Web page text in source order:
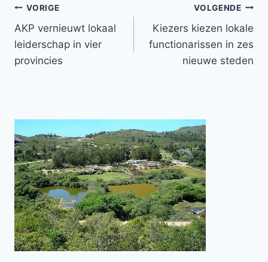
Bericht
navigatie
VORIGE
AKP vernieuwt lokaal
leiderschap in vier
provincies
VOLGENDE
Kiezers kiezen lokale
functionarissen in zes
nieuwe steden